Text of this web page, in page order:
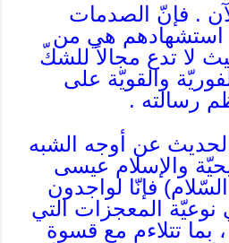
. فإنّ الصدمات
استشهادهم هي من
لا تدع مجالاً للشكّ
والقويّة على
رسالته .
عن أوجه الشبه
والإسلام عيسى
فإنّا لواجدون
نوعيّة المعجزات التي
بما تتلاءم مع قسوة